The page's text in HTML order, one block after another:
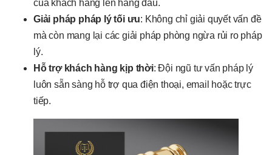
của khách hàng lên hàng đầu.
Giải pháp pháp lý tối ưu: Không chỉ giải quyết vấn đề
mà còn mang lại các giải pháp phòng ngừa rủi ro pháp
lý.
Hỗ trợ khách hàng kịp thời: Đội ngũ tư vấn pháp lý
luôn sẵn sàng hỗ trợ qua điện thoại, email hoặc trực
tiếp.